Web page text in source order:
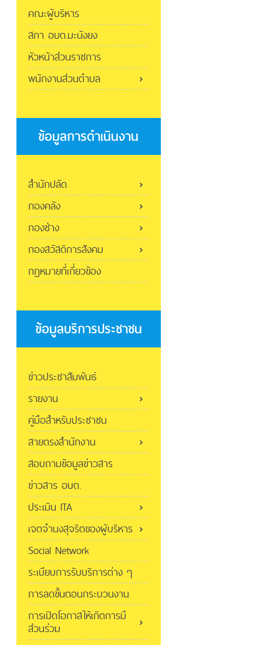
คณะผู้บริหาร
สภา อบต.มะนังยง
หัวหน้าส่วนราชการ
พนักงานส่วนตำบล
ข้อมูลการดำเนินงาน
สำนักปลัด
กองคลัง
กองช่าง
กองสวัสดิการสังคม
กฎหมายที่เกี่ยวข้อง
ข้อมูลบริการประชาชน
ข่าวประชาสัมพันธ์
รายงาน
คู่มือสำหรับประชาชน
สายตรงสำนักงาน
สอบถามข้อมูลข่าวสาร
ข่าวสาร อบต.
ประเมิน ITA
เจตจำนงสุจริตของผู้บริหาร
Social Network
ระเบียบการรับบริการต่าง ๆ
การลดขั้นตอนกระบวนงาน
การเปิดโอกาสให้เกิดการมี
ส่วนร่วม